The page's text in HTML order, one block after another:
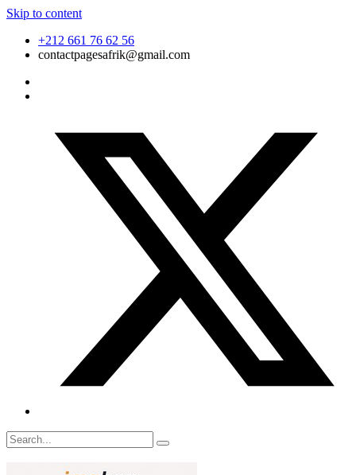
Skip to content
+212 661 76 62 56
contactpagesafrik@gmail.com